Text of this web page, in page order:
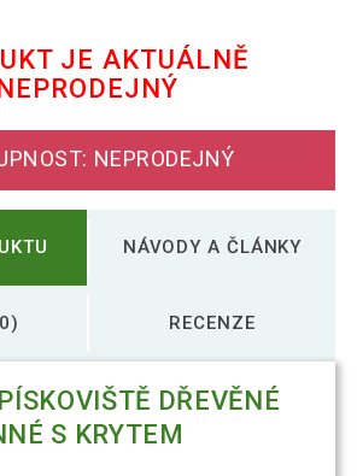
JE AKTUÁLNĚ
NEPRODEJNÝ
NÁVODY A ČLÁNKY
RECENZE
DŘEVĚNÉ
S KRYTEM